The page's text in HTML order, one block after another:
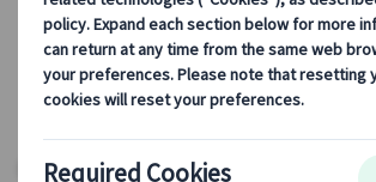
カテゴリーから探す
スペイン 世界遺産
ヨーロッパ・プライベートツアー